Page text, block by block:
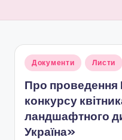
т
р
н
а
ц
Опубліковано
Документи Листи
Про проведення
конкурсу
ландшафтного
Україна»